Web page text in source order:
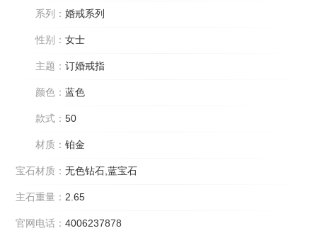
系列： 婚戒系列
性别： 女士
主题： 订婚戒指
颜色： 蓝色
款式： 50
材质： 铂金
宝石材质： 无色钻石,蓝宝石
主石重量： 2.65
官网电话： 4006237878